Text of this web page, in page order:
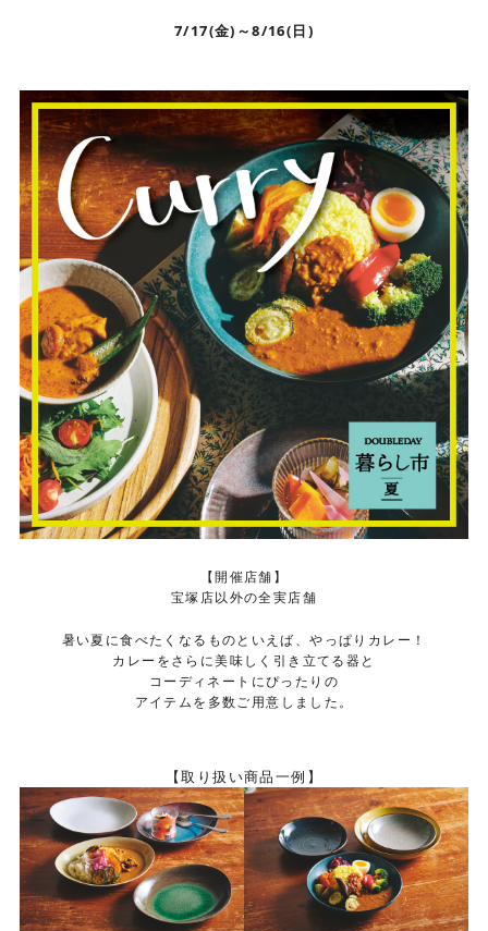
7/17(金)～8/16(日)
【開催店舗】
宝塚店以外の全実店舗
暑い夏に食べたくなるものといえば、やっぱりカレー！
カレーをさらに美味しく引き立てる器と
コーディネートにぴったりの
アイテムを多数ご用意しました。
【取り扱い商品一例】